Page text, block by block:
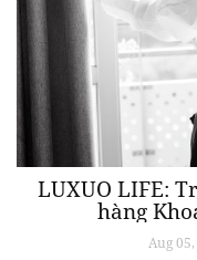
LUXUO LIFE:
hàng
Aug